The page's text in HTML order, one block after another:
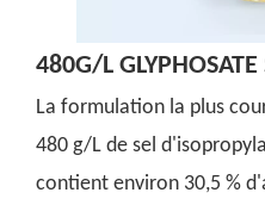
480G/L GLYPHOSATE
La formulation la plus
480 g/L de sel
contient environ 30,5 %